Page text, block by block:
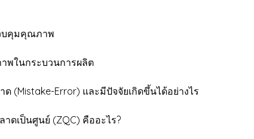
คุมคุณภาพ
นกระบวนการผลิต
Error) และมีปัจจัยเกิดขึ้นได้อย่างไร
ป็นศูนย์ (ZQC) คืออะไร?